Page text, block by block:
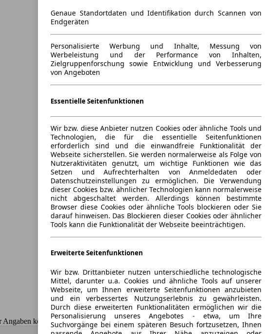
keine Gewähr.
Genaue Standortdaten und Identifikation durch Scannen von
Endgeräten
Personalisierte Werbung und Inhalte, Messung von
Werbeleistung und der Performance von Inhalten,
Zielgruppenforschung sowie Entwicklung und Verbesserung
von Angeboten
Essentielle Seitenfunktionen
Wir bzw. diese Anbieter nutzen Cookies oder ähnliche Tools und
Technologien, die für die essentielle Seitenfunktionen
erforderlich sind und die einwandfreie Funktionalität der
Webseite sicherstellen. Sie werden normalerweise als Folge von
Nutzeraktivitäten genutzt, um wichtige Funktionen wie das
Setzen und Aufrechterhalten von Anmeldedaten oder
Datenschutzeinstellungen zu ermöglichen. Die Verwendung
dieser Cookies bzw. ähnlicher Technologien kann normalerweise
nicht abgeschaltet werden. Allerdings können bestimmte
Browser diese Cookies oder ähnliche Tools blockieren oder Sie
darauf hinweisen. Das Blockieren dieser Cookies oder ähnlicher
Tools kann die Funktionalität der Webseite beeinträchtigen.
Erweiterte Seitenfunktionen
Wir bzw. Drittanbieter nutzen unterschiedliche technologische
Mittel, darunter u.a. Cookies und ähnliche Tools auf unserer
Webseite, um Ihnen erweiterte Seitenfunktionen anzubieten
und ein verbessertes Nutzungserlebnis zu gewährleisten.
Durch diese erweiterten Funktionalitäten ermöglichen wir die
Personalisierung unseres Angebotes - etwa, um Ihre
Suchvorgänge bei einem späteren Besuch fortzusetzen, Ihnen